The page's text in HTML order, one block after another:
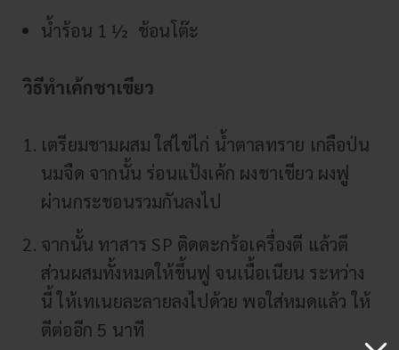
น้ำร้อน 1 ½ ช้อนโต๊ะ
วิธีทำเค้กชาเขียว
เตรียมชามผสม ใส่ไข่ไก่ น้ำตาลทราย เกลือป่น
นมจืด จากนั้น ร่อนแป้งเค้ก ผงชาเขียว ผงฟู
ผ่านกระชอนรวมกันลงไป
จากนั้น ทาสาร SP ติดตะกร้อเครื่องตี แล้วตี
ส่วนผสมทั้งหมดให้ขึ้นฟู จนเนื้อเนียน ระหว่าง
นี้ ให้เทเนยละลายลงไปด้วย พอใส่หมดแล้ว ให้
ตีต่ออีก 5 นาที